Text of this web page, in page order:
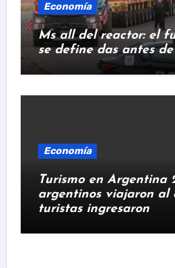
Economía
Ms all del reactor: el
se define das antes
Economía
Turismo en Argentina
argentinos viajaron al
turistas ingresaron